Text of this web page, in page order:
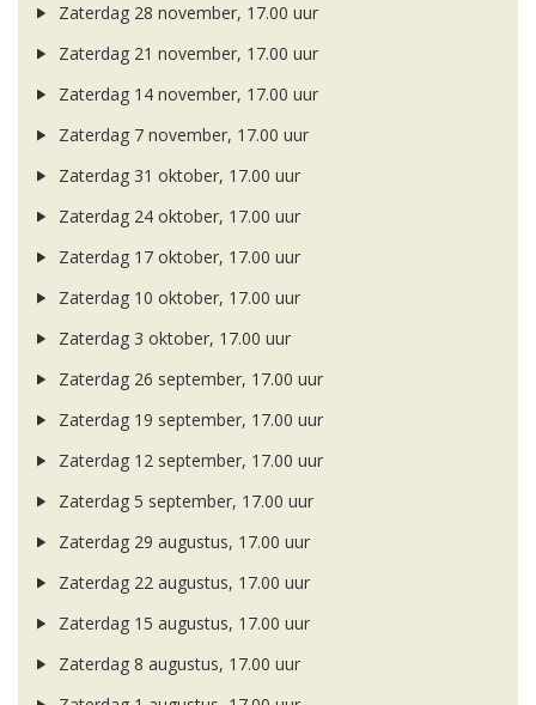
Zaterdag 28 november, 17.00 uur
Zaterdag 21 november, 17.00 uur
Zaterdag 14 november, 17.00 uur
Zaterdag 7 november, 17.00 uur
Zaterdag 31 oktober, 17.00 uur
Zaterdag 24 oktober, 17.00 uur
Zaterdag 17 oktober, 17.00 uur
Zaterdag 10 oktober, 17.00 uur
Zaterdag 3 oktober, 17.00 uur
Zaterdag 26 september, 17.00 uur
Zaterdag 19 september, 17.00 uur
Zaterdag 12 september, 17.00 uur
Zaterdag 5 september, 17.00 uur
Zaterdag 29 augustus, 17.00 uur
Zaterdag 22 augustus, 17.00 uur
Zaterdag 15 augustus, 17.00 uur
Zaterdag 8 augustus, 17.00 uur